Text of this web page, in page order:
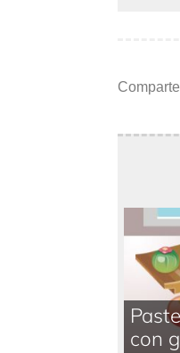
con